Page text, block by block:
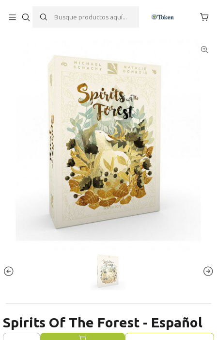
Spirits Of The Forest - Español